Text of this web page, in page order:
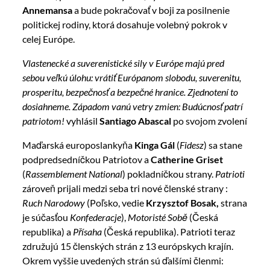
Annemansaa bude pokračovať v boji za posilnenie
politickej rodiny, ktorá dosahuje volebný pokrok v
celej Európe.
Vlastenecké a suverenistické sily v Európe majú pred
sebou veľkú úlohu: vrátiť Európanom slobodu, suverenitu,
prosperitu, bezpečnosť a bezpečné hranice. Zjednotení to
dosiahneme. Západom vanú vetry zmien: Budúcnosť patrí
patriotom! vyhlásilSantiago Abascal po svojom zvolení
Maďarská europoslankyňa Kinga Gál (Fidesz) sa stane
podpredsedníčkou Patriotov aCatherine Griset
(Rassemblement National) pokladníčkou strany. Patrioti
zároveň prijali medzi seba tri nové členské strany :
Ruch Narodowy (Poľsko, vedie Krzysztof Bosak,strana
je súčasťou Konfederacje), Motoristé Sobě (Česká
republika) a Přísaha (Česká republika). Patrioti teraz
združujú 15 členských strán z 13 európskych krajín.
Okrem vyššie uvedených strán sú ďalšími členmi: